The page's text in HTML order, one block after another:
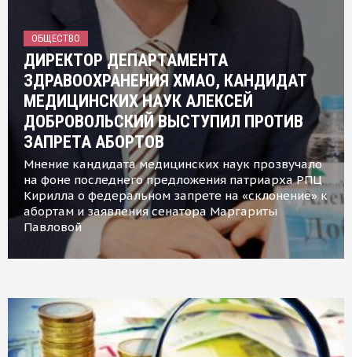
ОБЩЕСТВО
ДИРЕКТОР ДЕПАРТАМЕНТА
ЗДРАВООХРАНЕНИЯ ХМАО, КАНДИДАТ
МЕДИЦИНСКИХ НАУК АЛЕКСЕЙ
ДОБРОВОЛЬСКИЙ ВЫСТУПИЛ ПРОТИВ
ЗАПРЕТА АБОРТОВ
Мнение кандидата медицинских наук прозвучало
на фоне последнего предложения патриарха РПЦ
Кирилла о федеральном запрете на «склонение» к
абортам и заявления сенатора Маргариты
Павловой